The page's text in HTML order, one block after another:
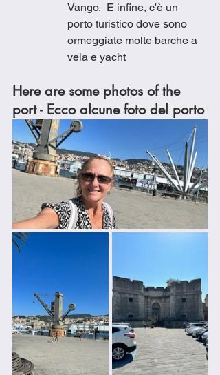
Vango.  E infine, c'è un
porto turistico dove sono
ormeggiate molte barche a
vela e yacht
Here are some photos of the
port - Ecco alcune foto del porto